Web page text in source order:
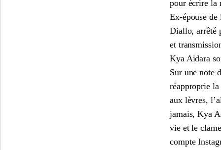
pour écrire la
Ex-épouse de
Diallo, arrêté
et
Kya Aidara
Sur une note
réapproprie
aux lèvres,
jamais, Kya
vie et le
compte